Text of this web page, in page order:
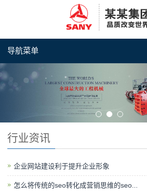
导航菜单
行业资讯
企业网站建设利于提升企业形象
怎么将传统的seo转化成营销思维的seo...